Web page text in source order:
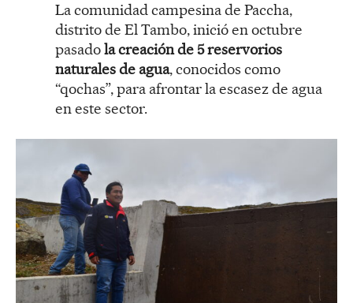
La comunidad campesina de Paccha,
distrito de El Tambo, inició en octubre
pasadola creación de 5 reservorios
naturales de agua, conocidos como
“qochas”, para afrontar la escasez de agua
en este sector.